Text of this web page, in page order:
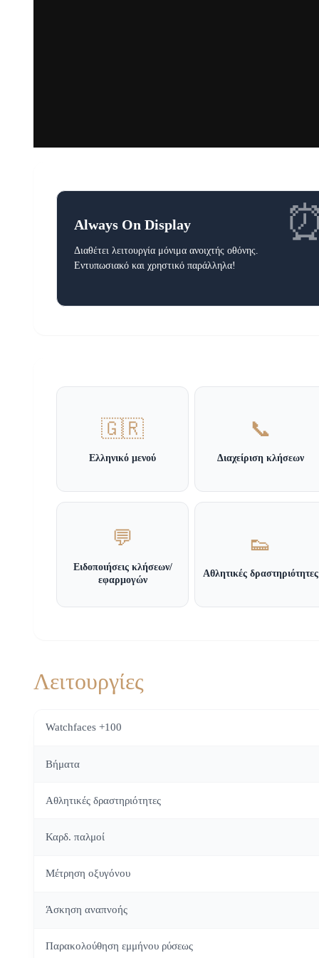
⏰
Always On Display
Διαθέτει λειτουργία μόνιμα ανοιχτής οθόνης.
Εντυπωσιακό και χρηστικό παράλληλα!
🇬🇷
Ελληνικό μενού
📞
Διαχείριση κλήσεων
💬
Ειδοποιήσεις κλήσεων/
εφαρμογών
👟
Αθλητικές δραστηριότητες
Λειτουργίες
Watchfaces +100
Βήματα
Αθλητικές δραστηριότητες
Καρδ. παλμοί
Μέτρηση οξυγόνου
Άσκηση αναπνοής
Παρακολούθηση εμμήνου ρύσεως